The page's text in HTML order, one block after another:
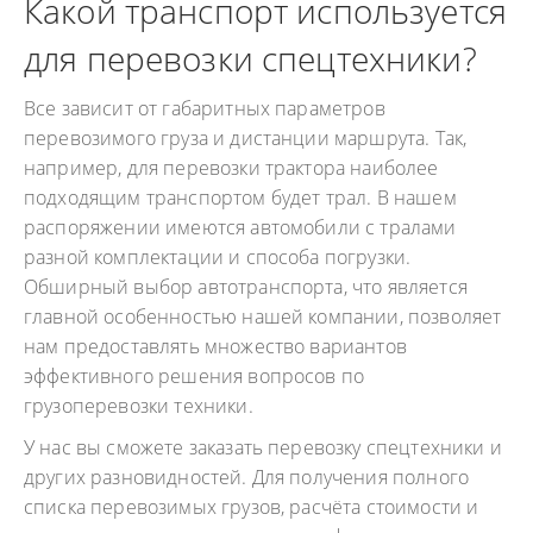
Какой транспорт используется
для перевозки спецтехники?
Все зависит от габаритных параметров
перевозимого груза и дистанции маршрута. Так,
например, для перевозки трактора наиболее
подходящим транспортом будет трал. В нашем
распоряжении имеются автомобили с тралами
разной комплектации и способа погрузки.
Обширный выбор автотранспорта, что является
главной особенностью нашей компании, позволяет
нам предоставлять множество вариантов
эффективного решения вопросов по
грузоперевозки техники.
У нас вы сможете заказать перевозку спецтехники и
других разновидностей. Для получения полного
списка перевозимых грузов, расчёта стоимости и